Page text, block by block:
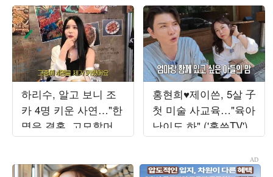
하리수, 알고 보니 조
카 4명 키운 사연…"한
명은 결혼, 고모할머니
됐다"
홍현희♥제이쓴, 5살 子
첫 미술 사교육…"육아
난이도 하" ('홍쓴TV')